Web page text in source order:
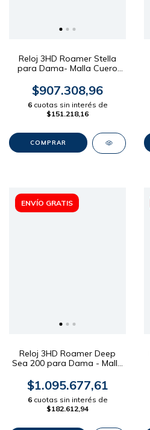
Reloj 3HD Roamer Stella
para Dama- Malla Cuero
$907.308,96
6 cuotas sin interés de
$151.218,16
ENVÍO GRATIS
Reloj 3HD Roamer Deep
Sea 200 para Dama - Malla
$1.095.677,61
6 cuotas sin interés de
$182.612,94